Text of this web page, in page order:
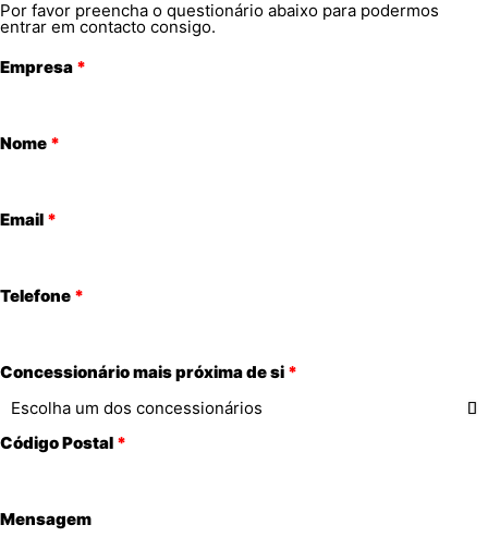
Por favor preencha o questionário abaixo para podermos
entrar em contacto consigo.
Empresa
Nome
Email
Telefone
Concessionário mais próxima de si
Código Postal
Mensagem